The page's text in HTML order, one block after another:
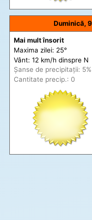
Duminică,
Mai mult însorit
Maxima zilei: 25°
Vânt: 12 km/h dinspre N
Șanse de precipitații: 5%
Cantitate precip.: 0